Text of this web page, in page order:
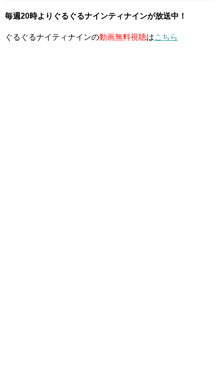
毎週20時よりぐるぐるナインティナインが放送中！
ぐるぐるナイティナインの動画無料視聴はこちら